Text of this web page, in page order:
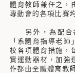
體育教師兼任之，
專動會的各項比賽
另外，為配合
「系體育指導老
校各項體育措施，
實運動器材，加強
作都由全體體育教